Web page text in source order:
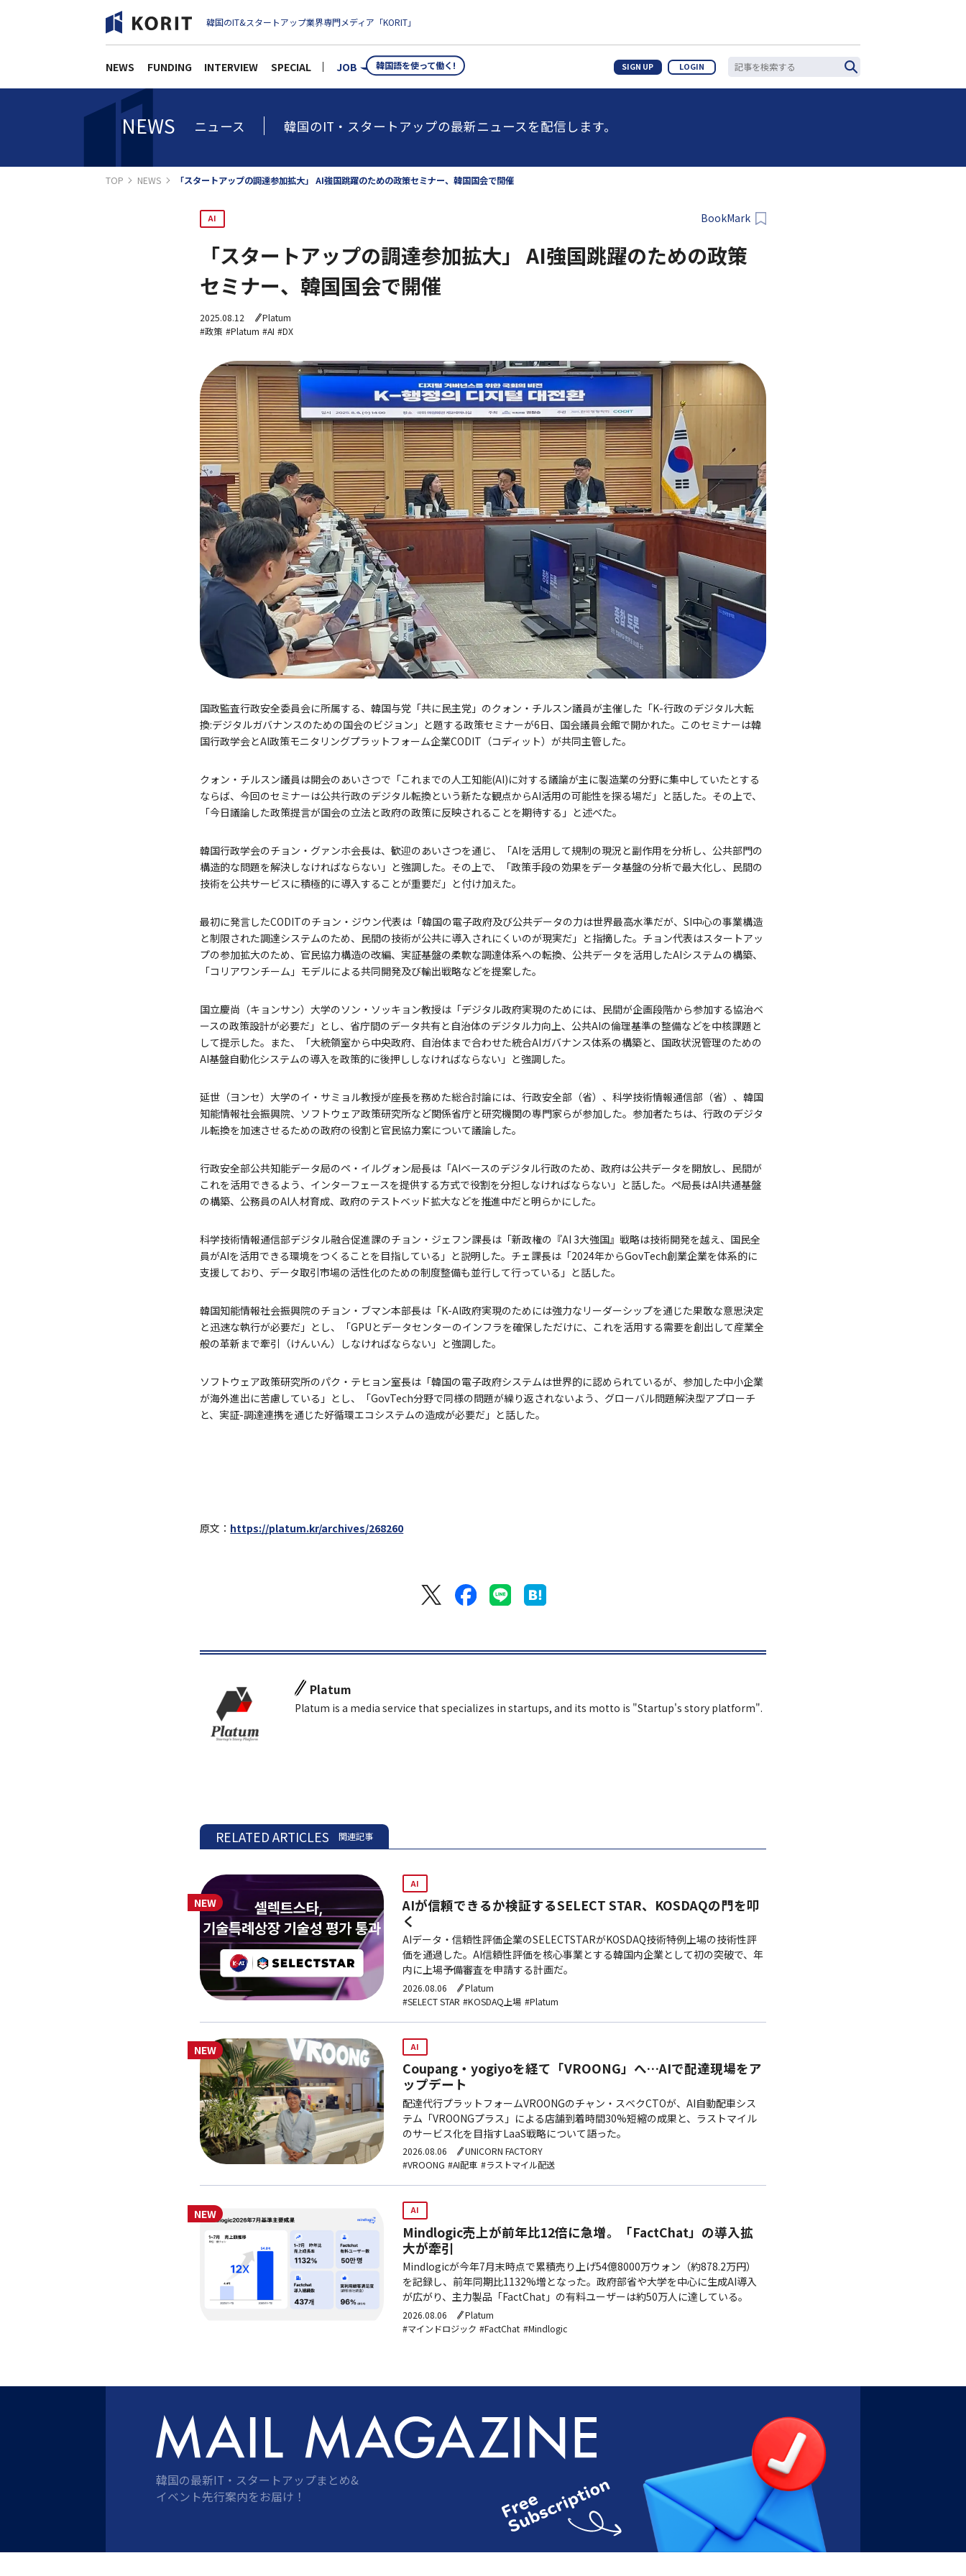
韓国のIT&スタートアップ業界専門メディア「KORIT」
NEWS FUNDING INTERVIEW SPECIAL JOB 韓国語を使って働く! SIGN UP LOGIN
NEWS ニュース 韓国のIT・スタートアップの最新ニュースを配信します。
TOP NEWS 「スタートアップの調達参加拡大」 AI強国跳躍のための政策セミナー、韓国国会で開催
AI BookMark
「スタートアップの調達参加拡大」 AI強国跳躍のための政策
セミナー、韓国国会で開催
2025.08.12
Platum
#政策 #Platum #AI #DX
国政監査行政安全委員会に所属する、韓国与党「共に民主党」のクォン・チルスン議員が主催した「K-行政のデジタル大転
換:デジタルガバナンスのための国会のビジョン」と題する政策セミナーが6日、国会議員会館で開かれた。このセミナーは韓
国行政学会とAI政策モニタリングプラットフォーム企業CODIT（コディット）が共同主管した。
クォン・チルスン議員は開会のあいさつで「これまでの人工知能(AI)に対する議論が主に製造業の分野に集中していたとする
ならば、今回のセミナーは公共行政のデジタル転換という新たな観点からAI活用の可能性を探る場だ」と話した。その上で、
「今日議論した政策提言が国会の立法と政府の政策に反映されることを期待する」と述べた。
韓国行政学会のチョン・グァンホ会長は、歓迎のあいさつを通じ、「AIを活用して規制の現況と副作用を分析し、公共部門の
構造的な問題を解決しなければならない」と強調した。その上で、「政策手段の効果をデータ基盤の分析で最大化し、民間の
技術を公共サービスに積極的に導入することが重要だ」と付け加えた。
最初に発言したCODITのチョン・ジウン代表は「韓国の電子政府及び公共データの力は世界最高水準だが、SI中心の事業構造
と制限された調達システムのため、民間の技術が公共に導入されにくいのが現実だ」と指摘した。チョン代表はスタートアッ
プの参加拡大のため、官民協力構造の改編、実証基盤の柔軟な調達体系への転換、公共データを活用したAIシステムの構築、
「コリアワンチーム」モデルによる共同開発及び輸出戦略などを提案した。
国立慶尚（キョンサン）大学のソン・ソッキョン教授は「デジタル政府実現のためには、民間が企画段階から参加する協治ベ
ースの政策設計が必要だ」とし、省庁間のデータ共有と自治体のデジタル力向上、公共AIの倫理基準の整備などを中核課題と
して提示した。また、「大統領室から中央政府、自治体まで合わせた統合AIガバナンス体系の構築と、国政状況管理のための
AI基盤自動化システムの導入を政策的に後押ししなければならない」と強調した。
延世（ヨンセ）大学のイ・サミョル教授が座長を務めた総合討論には、行政安全部（省）、科学技術情報通信部（省）、韓国
知能情報社会振興院、ソフトウェア政策研究所など関係省庁と研究機関の専門家らが参加した。参加者たちは、行政のデジタ
ル転換を加速させるための政府の役割と官民協力案について議論した。
行政安全部公共知能データ局のペ・イルグォン局長は「AIベースのデジタル行政のため、政府は公共データを開放し、民間が
これを活用できるよう、インターフェースを提供する方式で役割を分担しなければならない」と話した。ペ局長はAI共通基盤
の構築、公務員のAI人材育成、政府のテストベッド拡大などを推進中だと明らかにした。
科学技術情報通信部デジタル融合促進課のチョン・ジェフン課長は「新政権の『AI 3大強国』戦略は技術開発を越え、国民全
員がAIを活用できる環境をつくることを目指している」と説明した。チェ課長は「2024年からGovTech創業企業を体系的に
支援しており、データ取引市場の活性化のための制度整備も並行して行っている」と話した。
韓国知能情報社会振興院のチョン・ブマン本部長は「K-AI政府実現のためには強力なリーダーシップを通じた果敢な意思決定
と迅速な執行が必要だ」とし、「GPUとデータセンターのインフラを確保しただけに、これを活用する需要を創出して産業全
般の革新まで牽引（けんいん）しなければならない」と強調した。
ソフトウェア政策研究所のパク・テヒョン室長は「韓国の電子政府システムは世界的に認められているが、参加した中小企業
が海外進出に苦慮している」とし、「GovTech分野で同様の問題が繰り返されないよう、グローバル問題解決型アプローチ
と、実証-調達連携を通じた好循環エコシステムの造成が必要だ」と話した。
原文： https://platum.kr/archives/268260
Platum
Platum is a media service that specializes in startups, and its motto is "Startup's story platform".
RELATED ARTICLES 関連記事
NEW
AI
AIが信頼できるか検証するSELECT STAR、KOSDAQの門を叩
く
AIデータ・信頼性評価企業のSELECTSTARがKOSDAQ技術特例上場の技術性評
価を通過した。AI信頼性評価を核心事業とする韓国内企業として初の突破で、年
内に上場予備審査を申請する計画だ。
2026.08.06
Platum
#SELECT STAR #KOSDAQ上場 #Platum
NEW AI
Coupang・yogiyoを経て「VROONG」へ…AIで配達現場をア
ップデート
配達代行プラットフォームVROONGのチャン・スベクCTOが、AI自動配車シス
テム「VROONGプラス」による店舗到着時間30%短縮の成果と、ラストマイル
のサービス化を目指すLaaS戦略について語った。
2026.08.06
UNICORN FACTORY
#VROONG #AI配車 #ラストマイル配送
NEW AI
Mindlogic売上が前年比12倍に急増。「FactChat」の導入拡
大が牽引
Mindlogicが今年7月末時点で累積売り上げ54億8000万ウォン（約878.2万円）
を記録し、前年同期比1132%増となった。政府部省や大学を中心に生成AI導入
が広がり、主力製品「FactChat」の有料ユーザーは約50万人に達している。
2026.08.06
Platum
#マインドロジック #FactChat #Mindlogic
韓国の最新IT・スタートアップまとめ&
イベント先行案内をお届け！